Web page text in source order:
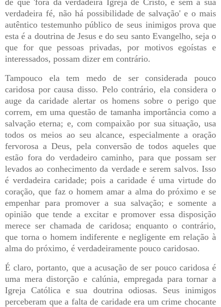
de que 'fora da verdadeira Igreja de Cristo, e sem a sua
verdadeira fé, não há possibilidade de salvação' e o mais
autêntico testemunho público de seus inimigos prova que
esta é a doutrina de Jesus e do seu santo Evangelho, seja o
que for que pessoas privadas, por motivos egoístas e
interessados, possam dizer em contrário.
Tampouco ela tem medo de ser considerada pouco
caridosa por causa disso. Pelo contrário, ela considera o
auge da caridade alertar os homens sobre o perigo que
correm, em uma questão de tamanha importância como a
salvação eterna; e, com compaixão por sua situação, usa
todos os meios ao seu alcance, especialmente a oração
fervorosa a Deus, pela conversão de todos aqueles que
estão fora do verdadeiro caminho, para que possam ser
levados ao conhecimento da verdade e serem salvos. Isso
é verdadeira caridade; pois a caridade é uma virtude do
coração, que faz o homem amar a alma do próximo e se
empenhar para promover a sua salvação; e somente a
opinião que tende a excitar e promover essa disposição
merece ser chamada de caridosa; enquanto o contrário,
que torna o homem indiferente e negligente em relação à
alma do próximo, é verdadeiramente pouco caridosao.
É claro, portanto, que a acusação de ser pouco caridosa é
uma mera distorção e calúnia, empregada para tornar a
Igreja Católica e sua doutrina odiosas. Seus inimigos
perceberam que a falta de caridade era um crime chocante